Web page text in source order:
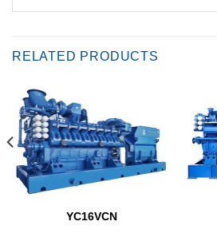
RELATED PRODUCTS
YC16VCN